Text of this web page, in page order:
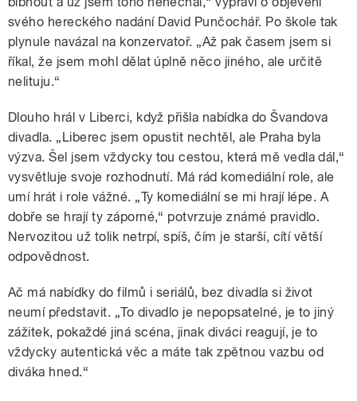
svého hereckého nadání David Punčochář. Po škole tak
plynule navázal na konzervatoř. „Až pak časem jsem si
říkal, že jsem mohl dělat úplně něco jiného, ale určitě
nelituju.“
Dlouho hrál v Liberci, když přišla nabídka do Švandova
divadla. „Liberec jsem opustit nechtěl, ale Praha byla
výzva. Šel jsem vždycky tou cestou, která mě vedla dál,“
vysvětluje svoje rozhodnutí. Má rád komediální role, ale
umí hrát i role vážné. „Ty komediální se mi hrají lépe. A
dobře se hrají ty záporné,“ potvrzuje známé pravidlo.
Nervozitou už tolik netrpí, spíš, čím je starší, cítí větší
odpovědnost.
Ač má nabídky do filmů i seriálů, bez divadla si život
neumí představit. „To divadlo je nepopsatelné, je to jiný
zážitek, pokaždé jiná scéna, jinak diváci reagují, je to
vždycky autentická věc a máte tak zpětnou vazbu od
diváka hned.“